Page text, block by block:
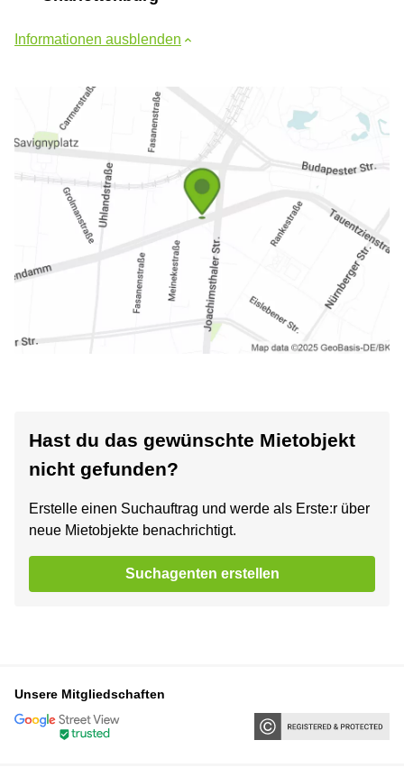
Informationen ausblenden
Hast du das gewünschte Mietobjekt
nicht gefunden?
Erstelle einen Suchauftrag und werde als Erste:r über
neue Mietobjekte benachrichtigt.
Suchagenten erstellen
Unsere Mitgliedschaften